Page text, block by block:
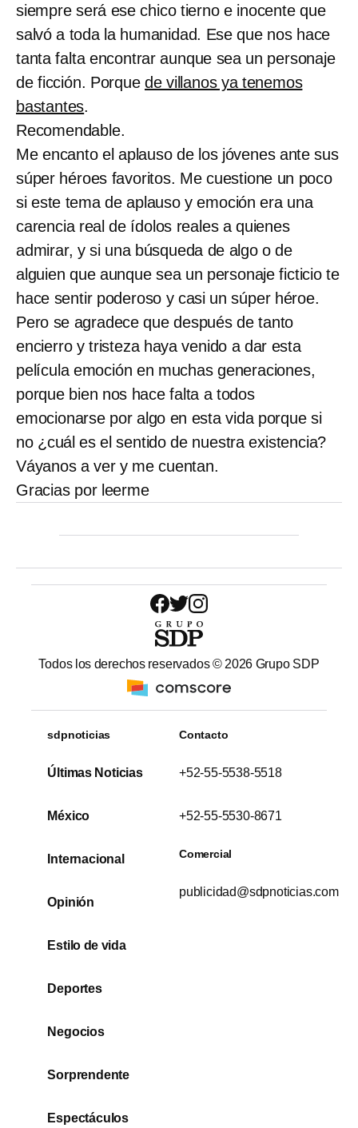
siempre será ese chico tierno e inocente que
salvó a toda la humanidad. Ese que nos hace
tanta falta encontrar aunque sea un personaje
de ficción. Porquede villanos ya tenemos
bastantes.
Recomendable.
Me encanto el aplauso de los jóvenes ante sus
súper héroes favoritos. Me cuestione un poco
si este tema de aplauso y emoción era una
carencia real de ídolos reales a quienes
admirar, y si una búsqueda de algo o de
alguien que aunque sea un personaje ficticio te
hace sentir poderoso y casi un súper héroe.
Pero se agradece que después de tanto
encierro y tristeza haya venido a dar esta
película emoción en muchas generaciones,
porque bien nos hace falta a todos
emocionarse por algo en esta vida porque si
no ¿cuál es el sentido de nuestra existencia?
Váyanos a ver y me cuentan.
Gracias por leerme
Todos los derechos reservados © 2026 Grupo SDP
sdpnoticias
Últimas Noticias
México
Internacional
Opinión
Estilo de vida
Deportes
Negocios
Sorprendente
Espectáculos
Contacto
+52-55-5538-5518
+52-55-5530-8671
Comercial
publicidad@sdpnoticias.com